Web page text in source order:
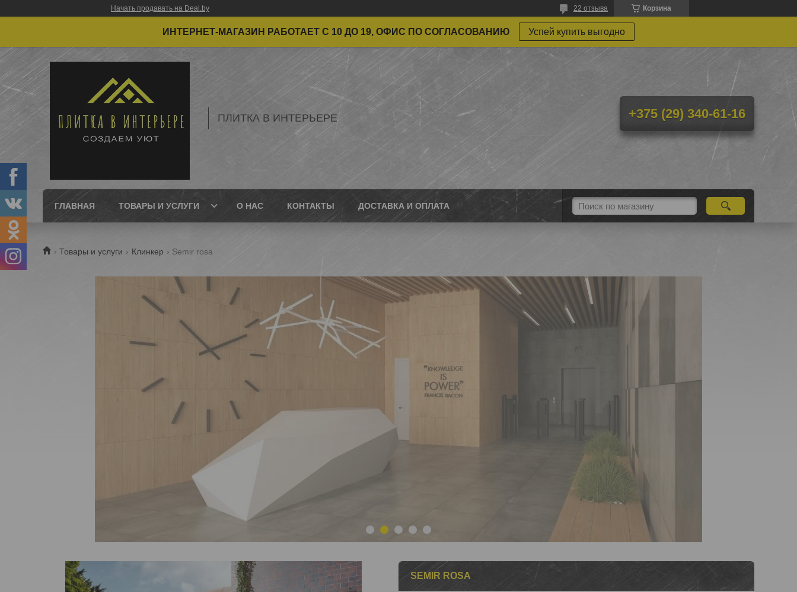
Начать продавать на Deal.by Корзина
22 отзыва
ИНТЕРНЕТ-МАГАЗИН РАБОТАЕТ С 10 ДО 19, ОФИС ПО СОГЛАСОВАНИЮ Успей купить выгодно
ПЛИТКА В ИНТЕРЬЕРЕ +375 (29) 340-61-16
ГЛАВНАЯ ТОВАРЫ И УСЛУГИ О НАС КОНТАКТЫ ДОСТАВКА И ОПЛАТА
Товары и услуги Клинкер Semir rosa
SEMIR ROSA